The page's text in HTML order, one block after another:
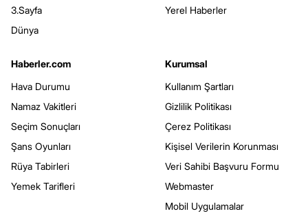
3.Sayfa
Dünya
Yerel Haberler
Haberler.com
Hava Durumu
Namaz Vakitleri
Seçim Sonuçları
Şans Oyunları
Rüya Tabirleri
Yemek Tarifleri
Kurumsal
Kullanım Şartları
Gizlilik Politikası
Çerez Politikası
Kişisel Verilerin Korunması
Veri Sahibi Başvuru Formu
Webmaster
Mobil Uygulamalar